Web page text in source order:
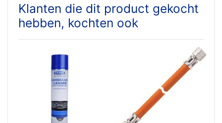
Klanten die dit product gekocht
hebben, kochten ook